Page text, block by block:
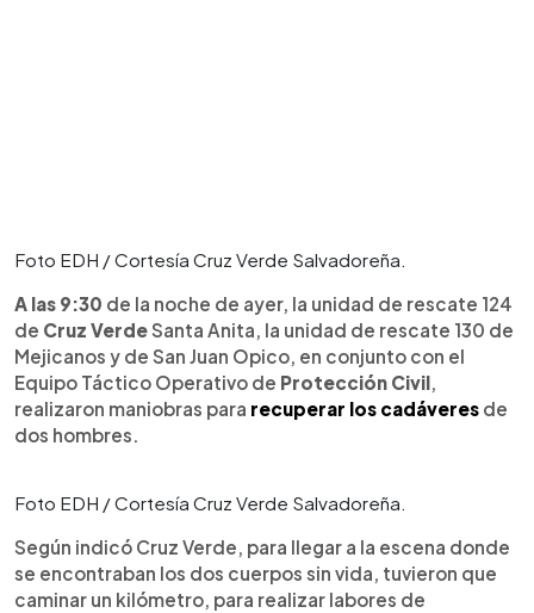
Foto EDH / Cortesía Cruz Verde Salvadoreña.
A las 9:30 de la noche de ayer, la unidad de rescate 124
de Cruz Verde Santa Anita, la unidad de rescate 130 de
Mejicanos y de San Juan Opico, en conjunto con el
Equipo Táctico Operativo de Protección Civil,
realizaron maniobras para recuperar los cadáveres de
dos hombres.
Foto EDH / Cortesía Cruz Verde Salvadoreña.
Según indicó Cruz Verde, para llegar a la escena donde
se encontraban los dos cuerpos sin vida, tuvieron que
caminar un kilómetro, para realizar labores de